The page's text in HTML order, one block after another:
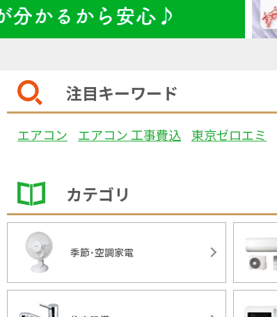
注目キーワード
エアコン エアコン 工事費込 東京ゼロエミ
カテゴリ
季節･空調家電